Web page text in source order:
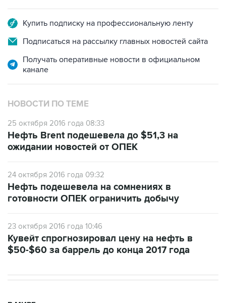
Подписаться на рассылку главных новостей сайта
Получать оперативные новости в официальном
НОВОСТИ ПО ТЕМЕ
25 октября 2016 года 08:33
ожидании новостей от ОПЕК
24 октября 2016 года 09:32
готовности ОПЕК ограничить добычу
23 октября 2016 года 10:46
$50-$60 за баррель до конца 2017 года